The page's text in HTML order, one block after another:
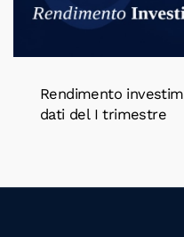
Rendimento
dati del I trimestre